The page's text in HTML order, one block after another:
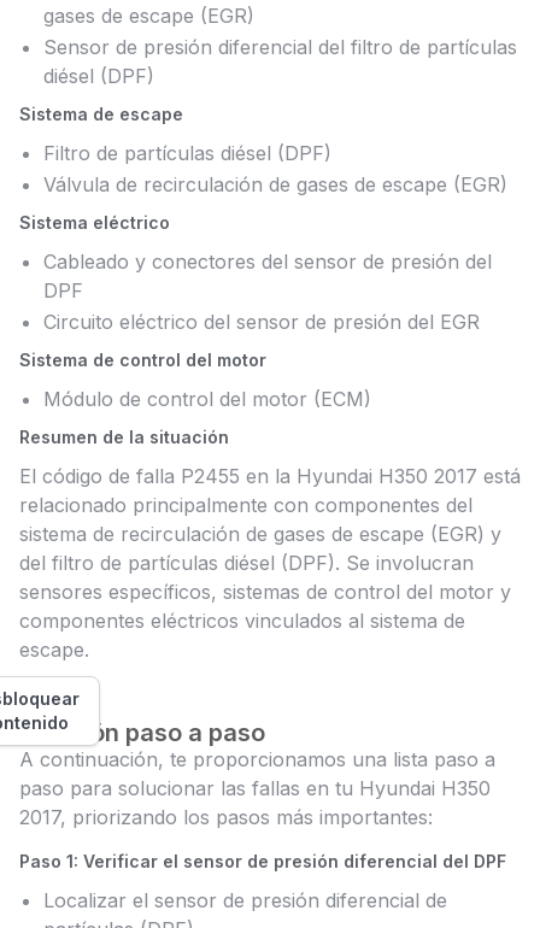
gases de escape (EGR)
Sensor de presión diferencial del filtro de partículas
diésel (DPF)
Sistema de escape
Filtro de partículas diésel (DPF)
Válvula de recirculación de gases de escape (EGR)
Sistema eléctrico
Cableado y conectores del sensor de presión del
DPF
Circuito eléctrico del sensor de presión del EGR
Sistema de control del motor
Módulo de control del motor (ECM)
Resumen de la situación
El código de falla P2455 en la Hyundai H350 2017 está
relacionado principalmente con componentes del
sistema de recirculación de gases de escape (EGR) y
del filtro de partículas diésel (DPF). Se involucran
sensores específicos, sistemas de control del motor y
componentes eléctricos vinculados al sistema de
escape.
Solución paso a paso
A continuación, te proporcionamos una lista paso a
paso para solucionar las fallas en tu Hyundai H350
2017, priorizando los pasos más importantes:
Paso 1: Verificar el sensor de presión diferencial del DPF
Localizar el sensor de presión diferencial de